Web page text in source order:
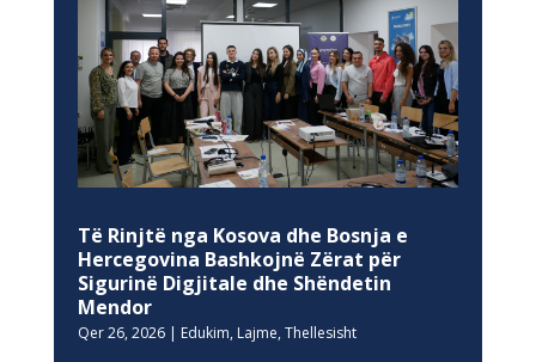
Të Rinjtë nga Kosova dhe Bosnja e
Hercegovina Bashkojnë Zërat për
Sigurinë Digjitale dhe Shëndetin
Mendor
Qer 26, 2026| Edukim, Lajme, Thellesisht